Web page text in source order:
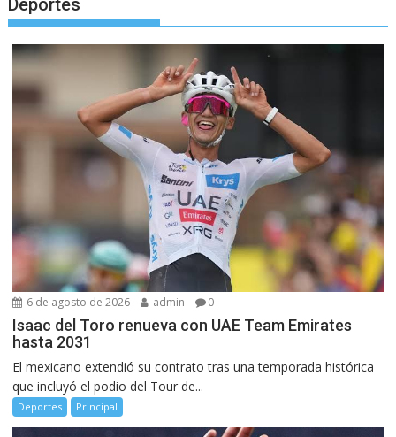
Deportes
6 de agosto de 2026 admin 0
Isaac del Toro renueva con UAE Team Emirates
hasta 2031
El mexicano extendió su contrato tras una temporada histórica
que incluyó el podio del Tour de...
Deportes Principal